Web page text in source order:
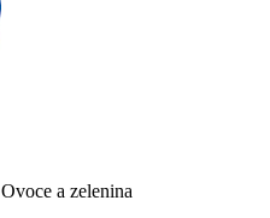
Ovoce a zelenina